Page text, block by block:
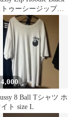
トゥーシージップパ
カー 黒
4,000
8 Ball Tシャツ ホ
イト size L